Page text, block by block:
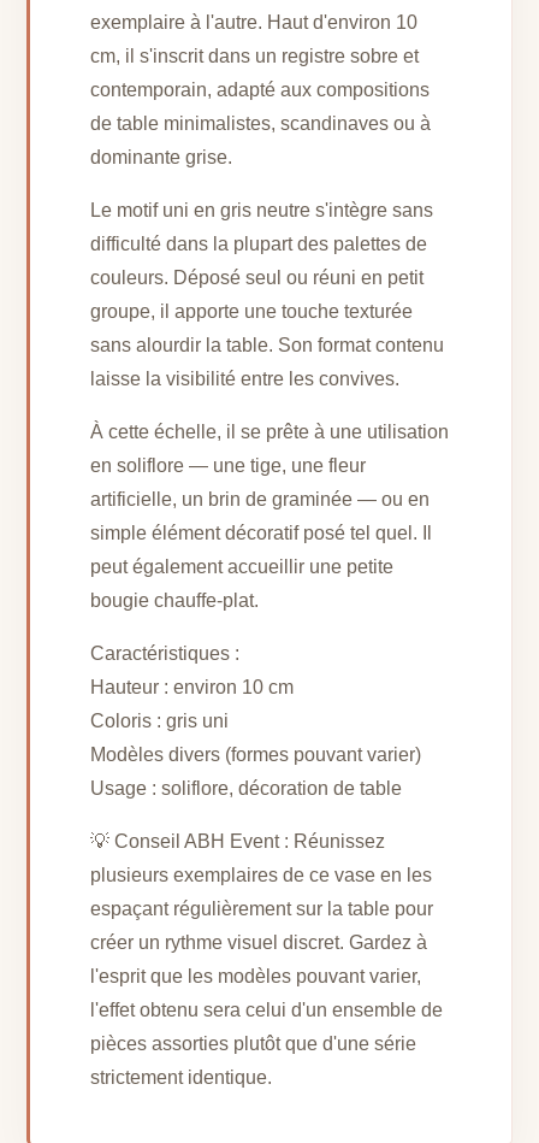
exemplaire à l'autre. Haut d'environ 10
cm, il s'inscrit dans un registre sobre et
contemporain, adapté aux compositions
de table minimalistes, scandinaves ou à
dominante grise.
Le motif uni en gris neutre s'intègre sans
difficulté dans la plupart des palettes de
couleurs. Déposé seul ou réuni en petit
groupe, il apporte une touche texturée
sans alourdir la table. Son format contenu
laisse la visibilité entre les convives.
À cette échelle, il se prête à une utilisation
en soliflore — une tige, une fleur
artificielle, un brin de graminée — ou en
simple élément décoratif posé tel quel. Il
peut également accueillir une petite
bougie chauffe-plat.
Caractéristiques :
Hauteur : environ 10 cm
Coloris : gris uni
Modèles divers (formes pouvant varier)
Usage : soliflore, décoration de table
💡 Conseil ABH Event : Réunissez
plusieurs exemplaires de ce vase en les
espaçant régulièrement sur la table pour
créer un rythme visuel discret. Gardez à
l'esprit que les modèles pouvant varier,
l'effet obtenu sera celui d'un ensemble de
pièces assorties plutôt que d'une série
strictement identique.